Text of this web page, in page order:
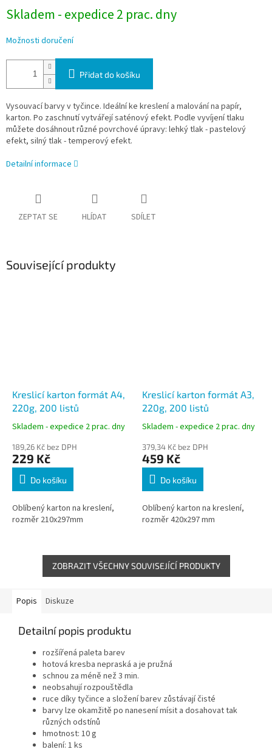
Skladem - expedice 2 prac. dny
Možnosti doručení
Přidat do košíku
Vysouvací barvy v tyčince. Ideální ke kreslení a malování na papír,
karton. Po zaschnutí vytvářejí saténový efekt. Podle vyvíjení tlaku
můžete dosáhnout různé povrchové úpravy: lehký tlak - pastelový
efekt, silný tlak - temperový efekt.
Detailní informace
ZEPTAT SE HLÍDAT SDÍLET
Související produkty
Kreslicí karton formát A4,
220g, 200 listů
Skladem - expedice 2 prac. dny
189,26 Kč bez DPH
229 Kč
Do košíku
Oblíbený karton na kreslení,
rozměr 210x297mm
Kreslicí karton formát A3,
220g, 200 listů
Skladem - expedice 2 prac. dny
379,34 Kč bez DPH
459 Kč
Do košíku
Oblíbený karton na kreslení,
rozměr 420x297 mm
ZOBRAZIT VŠECHNY SOUVISEJÍCÍ PRODUKTY
Popis Diskuze
Detailní popis produktu
rozšířená paleta barev
hotová kresba nepraská a je pružná
schnou za méně než 3 min.
neobsahují rozpouštědla
ruce díky tyčince a složení barev zůstávají čisté
barvy lze okamžitě po nanesení mísit a dosahovat tak
různých odstínů
hmotnost: 10 g
balení: 1 ks